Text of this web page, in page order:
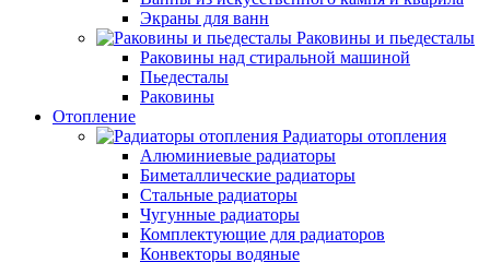
Экраны для ванн
Раковины и пьедесталы
Раковины над стиральной машиной
Пьедесталы
Раковины
Отопление
Радиаторы отопления
Алюминиевые радиаторы
Биметаллические радиаторы
Стальные радиаторы
Чугунные радиаторы
Комплектующие для радиаторов
Конвекторы водяные